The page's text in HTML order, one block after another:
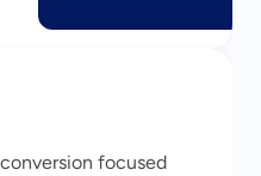
focused